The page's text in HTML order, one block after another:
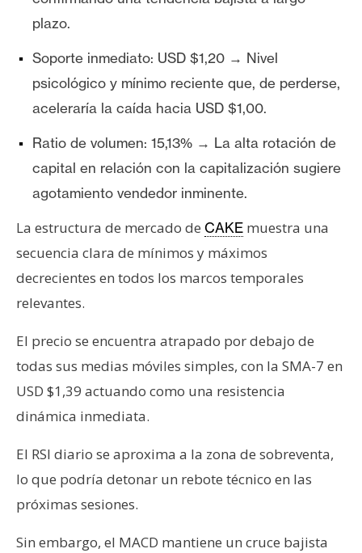
plazo.
Soporte inmediato: USD $1,20 → Nivel
psicológico y mínimo reciente que, de perderse,
aceleraría la caída hacia USD $1,00.
Ratio de volumen: 15,13% → La alta rotación de
capital en relación con la capitalización sugiere
agotamiento vendedor inminente.
La estructura de mercado de CAKE muestra una
secuencia clara de mínimos y máximos
decrecientes en todos los marcos temporales
relevantes.
El precio se encuentra atrapado por debajo de
todas sus medias móviles simples, con la SMA-7 en
USD $1,39 actuando como una resistencia
dinámica inmediata.
El RSI diario se aproxima a la zona de sobreventa,
lo que podría detonar un rebote técnico en las
próximas sesiones.
Sin embargo, el MACD mantiene un cruce bajista